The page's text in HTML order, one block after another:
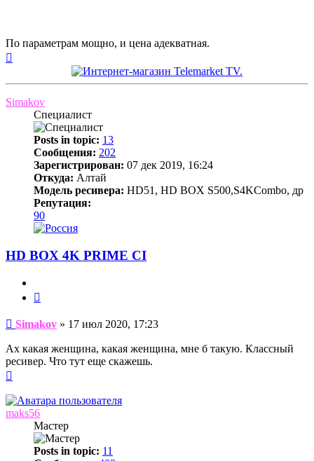
По параметрам мощно, и цена адекватная.
Simakov
Специалист
Posts in topic: 13
Сообщения: 202
Зарегистрирован: 07 дек 2019, 16:24
Откуда: Алтай
Модель ресивера: HD51, HD BOX S500,S4KCombo, др
Репутация:
90
HD BOX 4K PRIME CI
Сообщение
Simakov » 17 июл 2020, 17:23
Ах какая женщина, какая женщина, мне б такую. Классный
ресивер. Что тут еще скажешь.
началу
maks56
Мастер
Posts in topic: 11